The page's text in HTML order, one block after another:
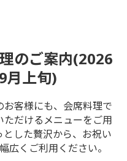
のご案内(2026
月上旬)
客様にも、会席料理で
だけるメニューをご用
とした贅沢から、お祝い
広くご利用ください。